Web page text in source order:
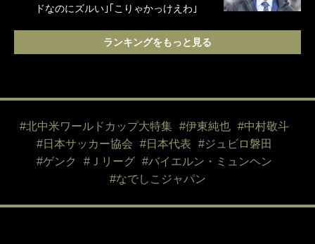
ドなのにズルい｣｢こりゃかっけえわ｣
ランキングをもっと見る
#北中米ワールドカップ大特集 #伊東純也
#中村敬斗
#日本サッカー協会
#日本代表
#ジュビロ磐田
#ゲンク
#Ｊリーグ
#バイエルン・ミュンヘン
#なでしこジャパン